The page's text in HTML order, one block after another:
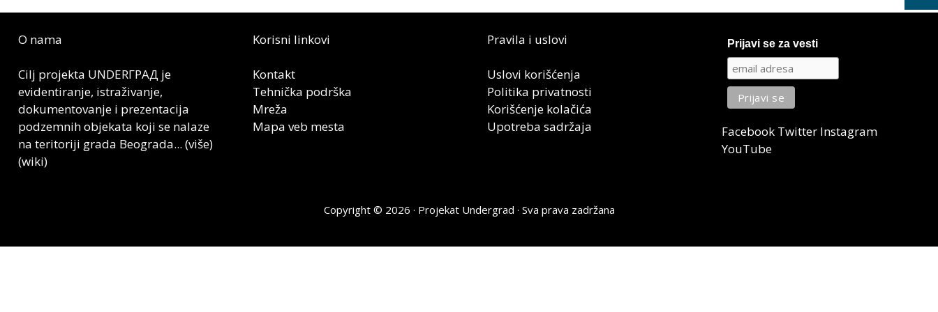
O nama
Cilj projektа UNDERГРАД je
evidentirаnje, istrаživаnje,
dokumentovаnje i prezentаcijа
podzemnih objekаtа koji se nаlаze
nа teritoriji grаdа Beogrаdа... (više)
(wiki)
Korisni linkovi
Kontakt
Tehnička podrška
Mreža
Mapa veb mesta
Pravila i uslovi
Uslovi korišćenja
Politika privatnosti
Korišćenje kolačića
Upotreba sadržaja
Prijavi se za vesti
Facebook Twitter Instagram
YouTube
Copyright © 2026 · Projekat Undergrad · Sva prava zadržana